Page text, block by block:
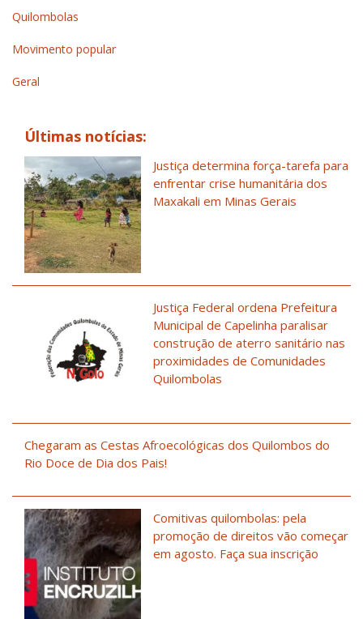
Quilombolas
Movimento popular
Geral
Últimas notícias:
Justiça determina força-tarefa para
enfrentar crise humanitária dos
Maxakali em Minas Gerais
Justiça Federal ordena Prefeitura
Municipal de Capelinha paralisar
construção de aterro sanitário nas
proximidades de Comunidades
Quilombolas
Chegaram as Cestas Afroecológicas dos Quilombos do
Rio Doce de Dia dos Pais!
Comitivas quilombolas: pela
promoção de direitos vão começar
em agosto. Faça sua inscrição